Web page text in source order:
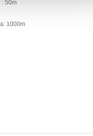
: 50
1000